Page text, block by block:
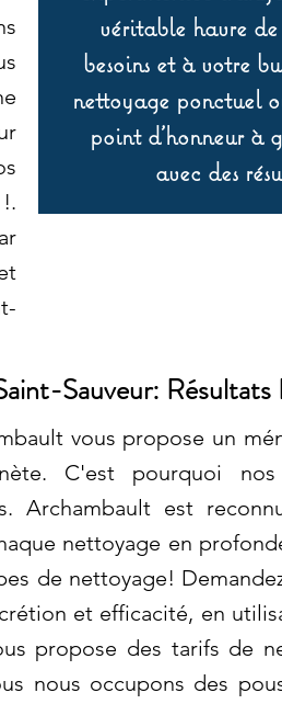
véritable havre
besoins et à votre
nettoyage ponctuel
point d’honneur à
avec des
Sauveur: Résultats
vous propose un
C'est pourquoi nos
Archambault est
nettoyage en
de nettoyage!
et efficacité, en
propose des tarifs de
nous occupons des